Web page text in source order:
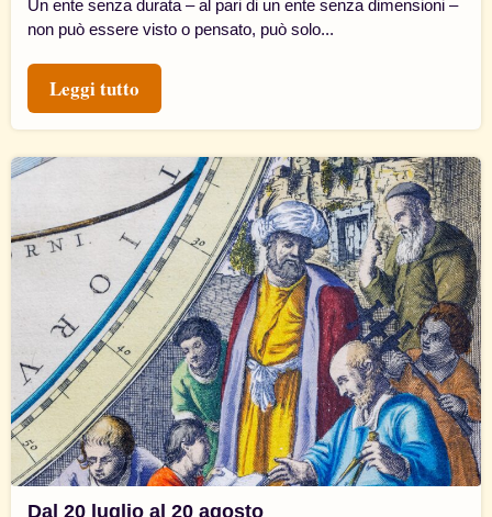
Un ente senza durata – al pari di un ente senza dimensioni –
non può essere visto o pensato, può solo...
Leggi tutto
Dal 20 luglio al 20 agosto